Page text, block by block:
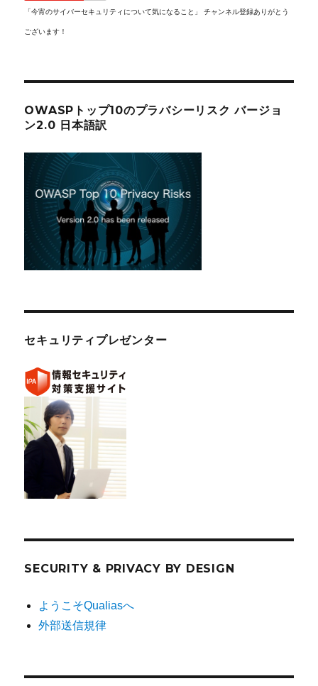
「今宵のサイバーセキュリティについて気になること」 チャンネル登録ありがとう
ございます！
OWASPトップ10のプラバシーリスク バージョ
ン2.0 日本語訳
セキュリティプレゼンター
SECURITY & PRIVACY BY DESIGN
ようこそQualiasへ
外部送信規律